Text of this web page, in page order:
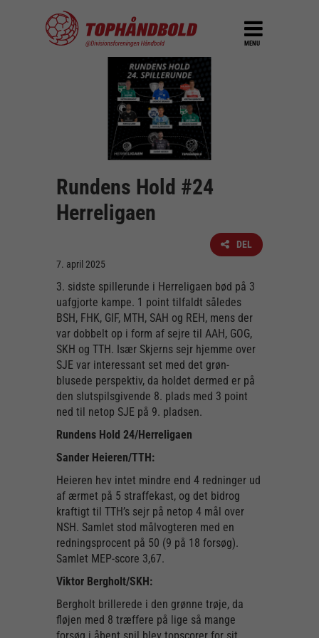
MENU
Rundens Hold #24
Herreligaen
DEL
7. april 2025
3. sidste spillerunde i Herreligaen bød på 3
uafgjorte kampe. 1 point tilfaldt således
BSH, FHK, GIF, MTH, SAH og REH, mens der
var dobbelt op i form af sejre til AAH, GOG,
SKH og TTH. Især Skjerns sejr hjemme over
SJE var interessant set med det grøn-
blusede perspektiv, da holdet dermed er på
den slutspilsgivende 8. plads med 3 point
ned til netop SJE på 9. pladsen.
Rundens Hold 24/Herreligaen
Sander Heieren/TTH:
Heieren hev intet mindre end 4 redninger ud
af ærmet på 5 straffekast, og det bidrog
kraftigt til TTH’s sejr på netop 4 mål over
NSH. Samlet stod målvogteren med en
redningsprocent på 50 (9 på 18 forsøg).
Samlet MEP-score 3,67.
Viktor Bergholt/SKH:
Bergholt brillerede i den grønne trøje, da
fløjen med 8 træffere på lige så mange